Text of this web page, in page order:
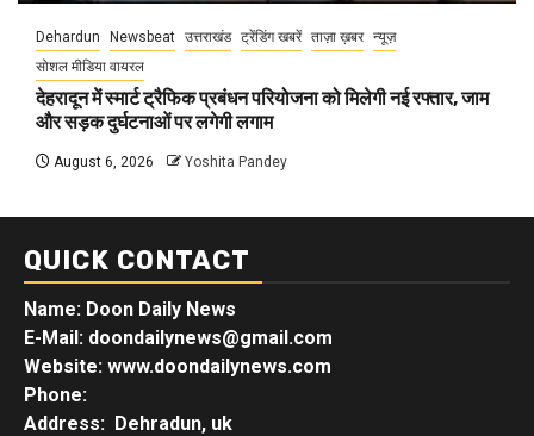
Dehardun Newsbeat उत्तराखंड ट्रेंडिंग खबरें ताज़ा ख़बर न्यूज़
सोशल मीडिया वायरल
देहरादून में स्मार्ट ट्रैफिक प्रबंधन परियोजना को मिलेगी नई रफ्तार, जाम
और सड़क दुर्घटनाओं पर लगेगी लगाम
August 6, 2026 Yoshita Pandey
QUICK CONTACT
Name: Doon Daily News
E-Mail: doondailynews@gmail.com
Website: www.doondailynews.com
Phone:
Address: Dehradun, uk